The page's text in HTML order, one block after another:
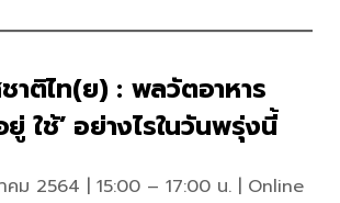
าติไท(ย) : พลวัตอาหาร
ใช้’ อย่างไรในวันพรุ่งนี้
าคม 2564 | 15:00 – 17:00 น. | Online